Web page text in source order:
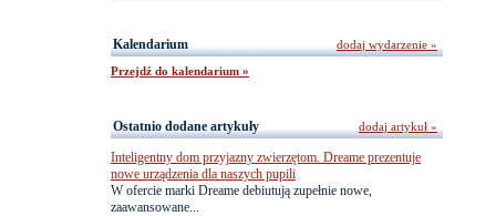
Kalendarium
Przejdź do kalendarium »
dodaj wydarzenie »
Ostatnio dodane artykuły
Inteligentny dom przyjazny zwierzętom. Dreame prezentuje
nowe urządzenia dla naszych pupili
W ofercie marki Dreame debiutują zupełnie nowe,
zaawansowane...
dodaj artykuł »